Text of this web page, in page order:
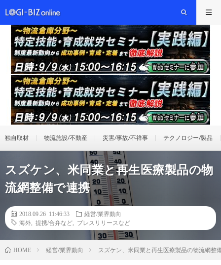
独自取材 物流施設/不動産 災害/事故/不祥事 テクノロジー/製品
スズケン、米同業と再生医療製品の物
流網整備で連携
2018.09.26 11:46:33
経営/業界動向
海外
提携/合弁など プレスリリースなど
HOME 経営/業界動向 スズケン、米同業と再生医療製品の物流網整